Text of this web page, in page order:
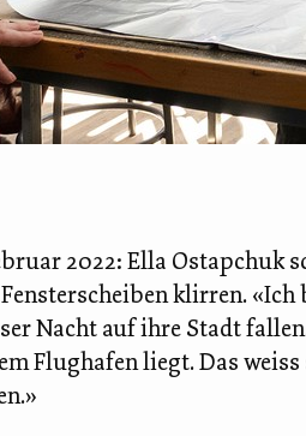
2022: Ella Ostapchuk
klirren.
Nacht auf ihre Stadt
Flughafen liegt. Das